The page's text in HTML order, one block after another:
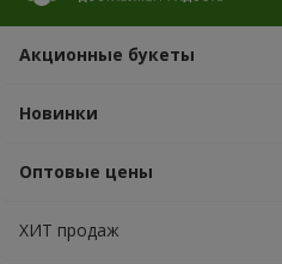
Акционные букеты
Новинки
Оптовые цены
ХИТ продаж